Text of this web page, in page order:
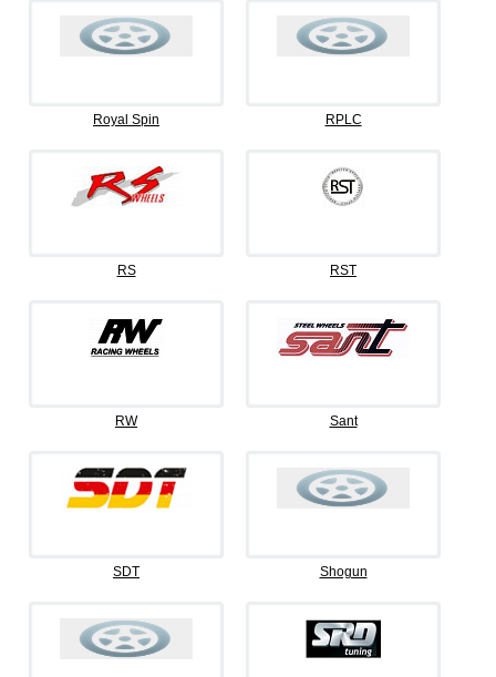
Royal Spin RPLC
RS RST
RW Sant
SDT Shogun